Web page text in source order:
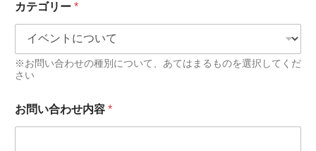
カテゴリー *
※お問い合わせの種別について、あてはまるものを選択してくだ
さい
お問い合わせ内容 *